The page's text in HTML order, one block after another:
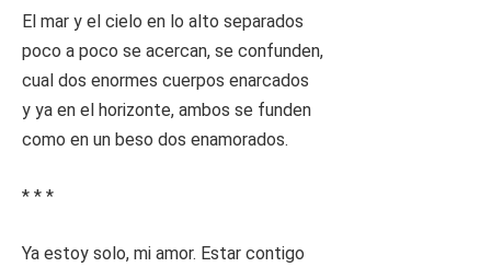
El mar y el cielo en lo alto separados
poco a poco se acercan, se confunden,
cual dos enormes cuerpos enarcados
y ya en el horizonte, ambos se funden
como en un beso dos enamorados.
* * *
Ya estoy solo, mi amor. Estar contigo